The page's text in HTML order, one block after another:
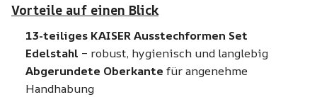
Vorteile auf einen Blick
13-teiliges KAISER Ausstechformen Set
Edelstahl – robust, hygienisch und langlebig
Abgerundete Oberkante für angenehme
Handhabung